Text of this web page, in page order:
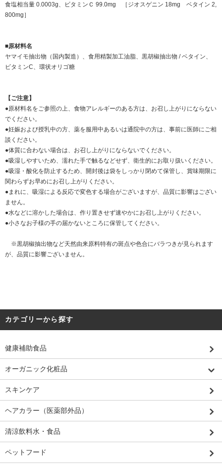
食塩相当量 0.0003g、ビタミンＣ 99.0mg ［ジオスゲニン 18mg ベタイン 2,
800mg］
■原材料名
ヤマイモ抽出物（国内製造）、食用精製加工油脂、黒胡椒抽出物 / ベタイン、
ビタミンC、環状オリゴ糖
【ご注意】
●原材料名をご参照の上、食物アレルギーのある方は、お召し上がりにならない
でください。
●妊娠および授乳中の方、薬を服用中あるいは通院中の方は、事前に医師にご相
談ください。
●体質に合わない場合は、お召し上がりにならないでください。
●吸湿しやすいため、濡れた手で触るなどせず、衛生的にお取り扱いください。
●吸湿・酸化を防止するため、開封後は袋をしっかり閉めて保管し、賞味期限に
関わらずお早めにお召し上がりください。
●まれに、吸湿による反応で変色する場合がございますが、品質に影響はござい
ません。
●水などに溶かした場合は、作り置きせず速やかにお召し上がりください。
●小さなお子様の手の届かないところに保管してください。
※黒胡椒抽出物など天然由来原料特有の斑点や色合にバラつきが見られます
が、品質に影響ございません。
カテゴリーから探す
健康補助食品
オーガニック化粧品
スキンケア
ヘアカラー（医薬部外品）
清涼飲料水・食品
ペットフード